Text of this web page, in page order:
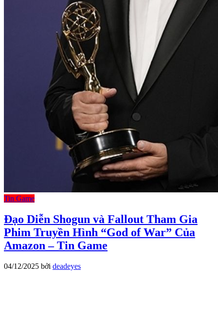
Tin Game
Đạo Diễn Shogun và Fallout Tham Gia
Phim Truyền Hình “God of War” Của
Amazon – Tin Game
04/12/2025 bởi deadeyes